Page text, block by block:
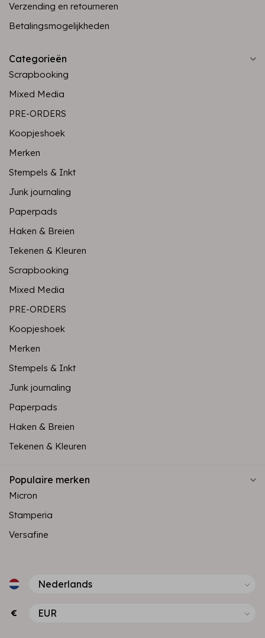
Verzending en retourneren
Betalingsmogelijkheden
Categorieën
Scrapbooking
Mixed Media
PRE-ORDERS
Koopjeshoek
Merken
Stempels & Inkt
Junk journaling
Paperpads
Haken & Breien
Tekenen & Kleuren
Scrapbooking
Mixed Media
PRE-ORDERS
Koopjeshoek
Merken
Stempels & Inkt
Junk journaling
Paperpads
Haken & Breien
Tekenen & Kleuren
Populaire merken
Micron
Stamperia
Versafine
€